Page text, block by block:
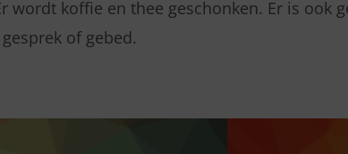
wordt koffie en thee geschonken. Er is ook
of gebed.